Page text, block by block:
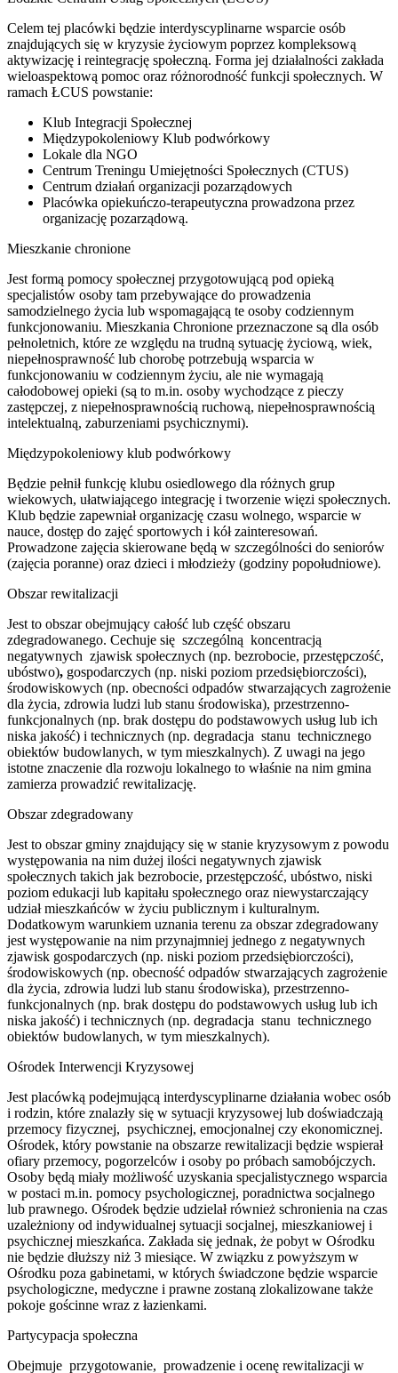
Celem tej placówki będzie interdyscyplinarne wsparcie osób
znajdujących się w kryzysie życiowym poprzez kompleksową
aktywizację i reintegrację społeczną. Forma jej działalności zakłada
wieloaspektową pomoc oraz różnorodność funkcji społecznych. W
ramach ŁCUS powstanie:
Klub Integracji Społecznej
Międzypokoleniowy Klub podwórkowy
Lokale dla NGO
Centrum Treningu Umiejętności Społecznych (CTUS)
Centrum działań organizacji pozarządowych
Placówka opiekuńczo-terapeutyczna prowadzona przez
organizację pozarządową.
Mieszkanie chronione
Jest formą pomocy społecznej przygotowującą pod opieką
specjalistów osoby tam przebywające do prowadzenia
samodzielnego życia lub wspomagającą te osoby codziennym
funkcjonowaniu. Mieszkania Chronione przeznaczone są dla osób
pełnoletnich, które ze względu na trudną sytuację życiową, wiek,
niepełnosprawność lub chorobę potrzebują wsparcia w
funkcjonowaniu w codziennym życiu, ale nie wymagają
całodobowej opieki (są to m.in. osoby wychodzące z pieczy
zastępczej, z niepełnosprawnością ruchową, niepełnosprawnością
intelektualną, zaburzeniami psychicznymi).
Międzypokoleniowy klub podwórkowy
Będzie pełnił funkcję klubu osiedlowego dla różnych grup
wiekowych, ułatwiającego integrację i tworzenie więzi społecznych.
Klub będzie zapewniał organizację czasu wolnego, wsparcie w
nauce, dostęp do zajęć sportowych i kół zainteresowań.
Prowadzone zajęcia skierowane będą w szczególności do seniorów
(zajęcia poranne) oraz dzieci i młodzieży (godziny popołudniowe).
Obszar rewitalizacji
Jest to obszar obejmujący całość lub część obszaru
zdegradowanego. Cechuje się szczególną koncentracją
negatywnych zjawisk społecznych (np. bezrobocie, przestępczość,
ubóstwo), gospodarczych (np. niski poziom przedsiębiorczości),
środowiskowych (np. obecności odpadów stwarzających zagrożenie
dla życia, zdrowia ludzi lub stanu środowiska), przestrzenno-
funkcjonalnych (np. brak dostępu do podstawowych usług lub ich
niska jakość) i technicznych (np. degradacja stanu technicznego
obiektów budowlanych, w tym mieszkalnych). Z uwagi na jego
istotne znaczenie dla rozwoju lokalnego to właśnie na nim gmina
zamierza prowadzić rewitalizację.
Obszar zdegradowany
Jest to obszar gminy znajdujący się w stanie kryzysowym z powodu
występowania na nim dużej ilości negatywnych zjawisk
społecznych takich jak bezrobocie, przestępczość, ubóstwo, niski
poziom edukacji lub kapitału społecznego oraz niewystarczający
udział mieszkańców w życiu publicznym i kulturalnym.
Dodatkowym warunkiem uznania terenu za obszar zdegradowany
jest występowanie na nim przynajmniej jednego z negatywnych
zjawisk gospodarczych (np. niski poziom przedsiębiorczości),
środowiskowych (np. obecność odpadów stwarzających zagrożenie
dla życia, zdrowia ludzi lub stanu środowiska), przestrzenno-
funkcjonalnych (np. brak dostępu do podstawowych usług lub ich
niska jakość) i technicznych (np. degradacja stanu technicznego
obiektów budowlanych, w tym mieszkalnych).
Ośrodek Interwencji Kryzysowej
Jest placówką podejmującą interdyscyplinarne działania wobec osób
i rodzin, które znalazły się w sytuacji kryzysowej lub doświadczają
przemocy fizycznej, psychicznej, emocjonalnej czy ekonomicznej.
Ośrodek, który powstanie na obszarze rewitalizacji będzie wspierał
ofiary przemocy, pogorzelców i osoby po próbach samobójczych.
Osoby będą miały możliwość uzyskania specjalistycznego wsparcia
w postaci m.in. pomocy psychologicznej, poradnictwa socjalnego
lub prawnego. Ośrodek będzie udzielał również schronienia na czas
uzależniony od indywidualnej sytuacji socjalnej, mieszkaniowej i
psychicznej mieszkańca. Zakłada się jednak, że pobyt w Ośrodku
nie będzie dłuższy niż 3 miesiące. W związku z powyższym w
Ośrodku poza gabinetami, w których świadczone będzie wsparcie
psychologiczne, medyczne i prawne zostaną zlokalizowane także
pokoje gościnne wraz z łazienkami.
Partycypacja społeczna
Obejmuje przygotowanie, prowadzenie i ocenę rewitalizacji w